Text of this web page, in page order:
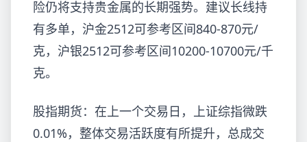
险仍将支持贵金属的长期强势。建议长线持
有多单，沪金2512可参考区间840-870元/
克，沪银2512可参考区间10200-10700元/千
克。
股指期货：在上一个交易日，上证综指微跌
0.01%，整体交易活跃度有所提升，总成交